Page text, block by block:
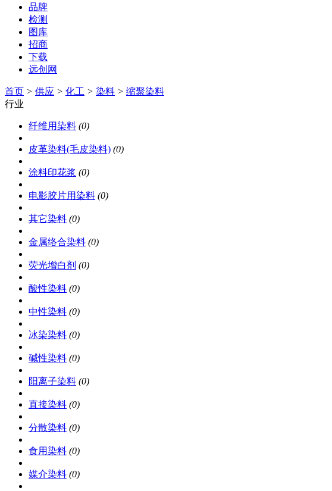
品牌
检测
图库
招商
下载
远创网
首页 > 供应 > 化工 > 染料 > 缩聚染料
行业
纤维用染料 (0)
皮革染料(毛皮染料) (0)
涂料印花浆 (0)
电影胶片用染料 (0)
其它染料 (0)
金属络合染料 (0)
荧光增白剂 (0)
酸性染料 (0)
中性染料 (0)
冰染染料 (0)
碱性染料 (0)
阳离子染料 (0)
直接染料 (0)
分散染料 (0)
食用染料 (0)
媒介染料 (0)